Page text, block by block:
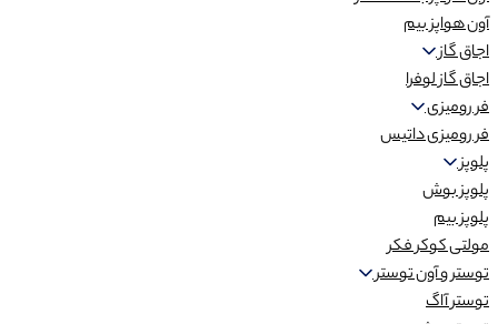
آون هواپز بیم
اجاق گاز
اجاق گاز لوفرا
فر رومیزی
فر رومیزی داتیس
پلوپز
پلوپز بوش
پلوپز بیم
مولتی کوکر فکر
توستر و آون توستر
توستر آاگ